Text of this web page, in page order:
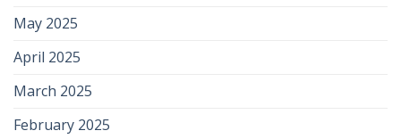
May 2025
April 2025
March 2025
February 2025